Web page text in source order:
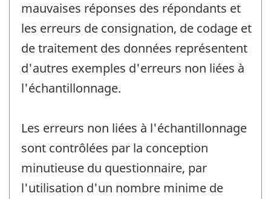
mauvaises réponses des répondants et
les erreurs de consignation, de codage et
de traitement des données représentent
d'autres exemples d'erreurs non liées à
l'échantillonnage.
Les erreurs non liées à l'échantillonnage
sont contrôlées par la conception
minutieuse du questionnaire, par
l'utilisation d'un nombre minime de